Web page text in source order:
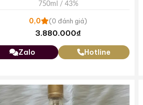
750ml / 43%
0,0 (0 đánh giá)
3.880.000₫
Zalo Hotline